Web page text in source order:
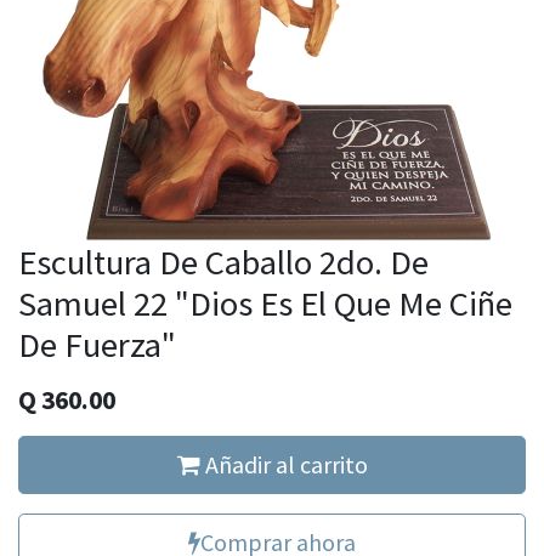
Escultura De Caballo 2do. De
Samuel 22 "Dios Es El Que Me Ciñe
De Fuerza"
Q360.00
Añadir al carrito
Comprar ahora